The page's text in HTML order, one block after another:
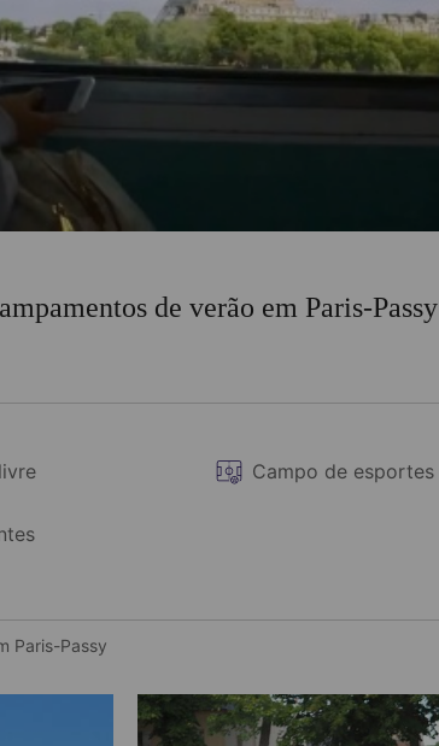
de verão em Paris-Passy
Campo de esportes
Paris-Passy